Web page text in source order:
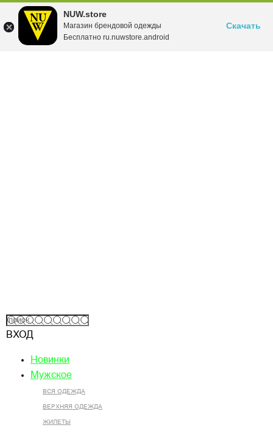
NUW.store
Магазин брендовой одежды
Бесплатно ru.nuwstore.android
Скачать
ВХОД
Новинки
Мужское
ВСЯ ОДЕЖДА
ВЕРХНЯЯ ОДЕЖДА
ЖИЛЕТЫ